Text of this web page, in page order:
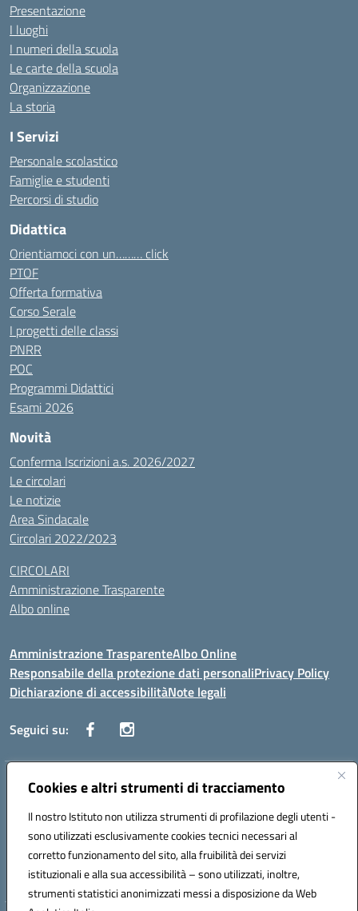
Cookies e altri strumenti di tracciamento
Il nostro Istituto non utilizza strumenti di profilazione degli utenti -
sono utilizzati esclusivamente cookies tecnici necessari al
corretto funzionamento del sito, alla fruibilità dei servizi
istituzionali e alla sua accessibilità – sono utilizzati, inoltre,
strumenti statistici anonimizzati messi a disposizione da Web
Presentazione
I luoghi
I numeri della scuola
Le carte della scuola
Organizzazione
La storia
I Servizi
Personale scolastico
Famiglie e studenti
Percorsi di studio
Didattica
Orientiamoci con un……… click
PTOF
Offerta formativa
Corso Serale
I progetti delle classi
PNRR
POC
Programmi Didattici
Esami 2026
Novità
Conferma Iscrizioni a.s. 2026/2027
Le circolari
Le notizie
Area Sindacale
Circolari 2022/2023
CIRCOLARI
Amministrazione Trasparente
Albo online
Amministrazione TrasparenteAlbo Online
Responsabile della protezione dati personaliPrivacy Policy
Dichiarazione di accessibilitàNote legali
Seguici su:
Indirizzo:Corso Vittorio Emanuele, 27 90133 - Palermo
Posta elettronica certificata (PEC):pais03600r@pec.istruzione.it
Codice fiscale: 97308550827
Codice meccanografico: PAIS03600R